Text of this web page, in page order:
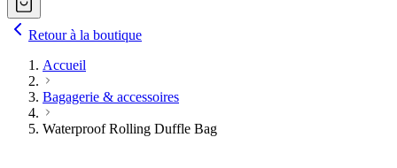
Retour à la boutique
Accueil
Bagagerie & accessoires
Waterproof Rolling Duffle Bag